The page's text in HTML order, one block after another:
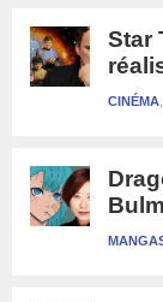
Star
CINÉMA